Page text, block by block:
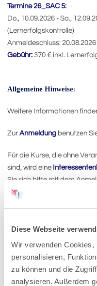
Diese Webseite
Wir verwenden Cookies,
personalisieren,
zu können und die
analysieren. Außerdem
Termine 26_SAC 5:
Do., 10.09.2026 - Sa.,
(Lernerfolgskontrolle)
Anmeldeschluss: 20.08.2026
Gebühr: 370 € inkl.
Allgemeine Hinweise:
Weitere Informationen
Zur Anmeldung benutzen
Für die Kurse, die ohne
sind, wird eine
Sie sich bitte mit dem
ausreichender
Wenn Sie im Gästehaus
Zur Übersicht